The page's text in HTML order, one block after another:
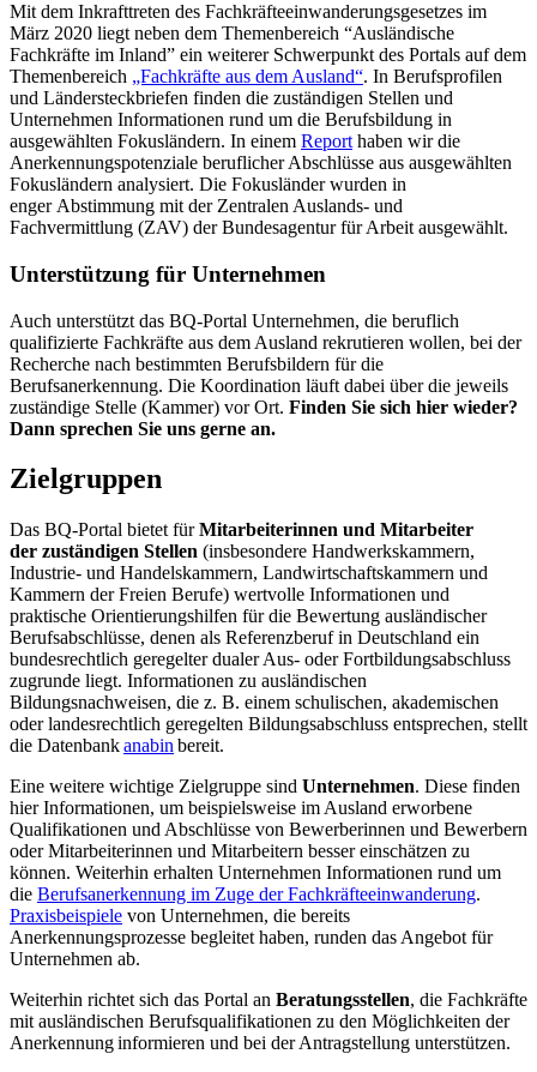
Mit dem Inkrafttreten des Fachkräfteeinwanderungsgesetzes im
März 2020 liegt neben dem Themenbereich “Ausländische
Fachkräfte im Inland” ein weiterer Schwerpunkt des Portals auf dem
Themenbereich „Fachkräfte aus dem Ausland“. In Berufsprofilen
und Ländersteckbriefen finden die zuständigen Stellen und
Unternehmen Informationen rund um die Berufsbildung in
ausgewählten Fokusländern. In einem Report haben wir die
Anerkennungspotenziale beruflicher Abschlüsse aus ausgewählten
Fokusländern analysiert. Die Fokusländer wurden in
enger Abstimmung mit der Zentralen Auslands- und
Fachvermittlung (ZAV) der Bundesagentur für Arbeit ausgewählt.
Unterstützung für Unternehmen
Auch unterstützt das BQ-Portal Unternehmen, die beruflich
qualifizierte Fachkräfte aus dem Ausland rekrutieren wollen, bei der
Recherche nach bestimmten Berufsbildern für die
Berufsanerkennung. Die Koordination läuft dabei über die jeweils
zuständige Stelle (Kammer) vor Ort. Finden Sie sich hier wieder?
Dann sprechen Sie uns gerne an.
Zielgruppen
Das BQ-Portal bietet fürMitarbeiterinnen und Mitarbeiter
der zuständigen Stellen (insbesondere Handwerkskammern,
Industrie- und Handelskammern, Landwirtschaftskammern und
Kammern der Freien Berufe) wertvolle Informationen und
praktische Orientierungshilfen für die Bewertung ausländischer
Berufsabschlüsse, denen als Referenzberuf in Deutschland ein
bundesrechtlich geregelter dualer Aus- oder Fortbildungsabschluss
zugrunde liegt. Informationen zu ausländischen
Bildungsnachweisen, die z. B. einem schulischen, akademischen
oder landesrechtlich geregelten Bildungsabschluss entsprechen, stellt
die Datenbankanabin bereit.
Eine weitere wichtige Zielgruppe sind Unternehmen. Diese finden
hier Informationen, um beispielsweise im Ausland erworbene
Qualifikationen und Abschlüsse von Bewerberinnen und Bewerbern
oder Mitarbeiterinnen und Mitarbeitern besser einschätzen zu
können. Weiterhin erhalten Unternehmen Informationen rund um
die Berufsanerkennung im Zuge der Fachkräfteeinwanderung.
Praxisbeispiele von Unternehmen, die bereits
Anerkennungsprozesse begleitet haben, runden das Angebot für
Unternehmen ab.
Weiterhin richtet sich das Portal an Beratungsstellen, die Fachkräfte
mit ausländischen Berufsqualifikationen zu den Möglichkeiten der
Anerkennung informieren und bei der Antragstellung unterstützen.